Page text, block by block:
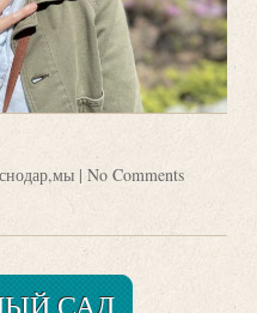
,мы| No Comments